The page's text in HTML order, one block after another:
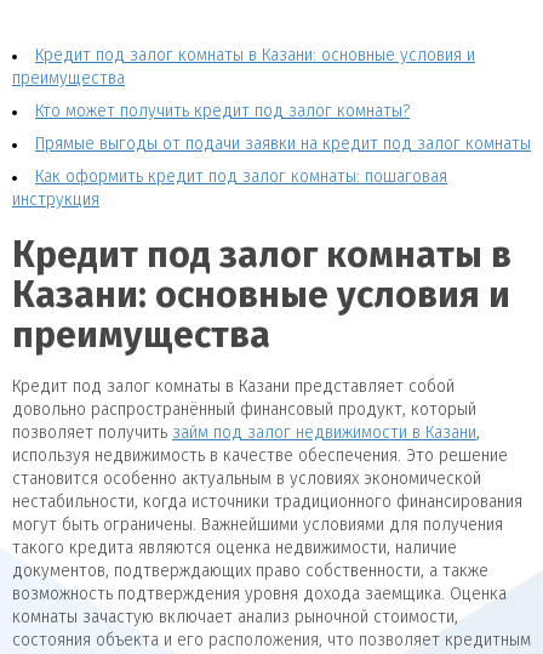
Кредит под залог комнаты в Казани: основные условия и
преимущества
Кто может получить кредит под залог комнаты?
Прямые выгоды от подачи заявки на кредит под залог комнаты
Как оформить кредит под залог комнаты: пошаговая
инструкция
Кредит под залог комнаты в
Казани: основные условия и
преимущества
Кредит под залог комнаты в Казани представляет собой
довольно распространённый финансовый продукт, который
позволяет получить займ под залог недвижимости в Казани,
используя недвижимость в качестве обеспечения. Это решение
становится особенно актуальным в условиях экономической
нестабильности, когда источники традиционного финансирования
могут быть ограничены. Важнейшими условиями для получения
такого кредита являются оценка недвижимости, наличие
документов, подтверждающих право собственности, а также
возможность подтверждения уровня дохода заемщика. Оценка
комнаты зачастую включает анализ рыночной стоимости,
состояния объекта и его расположения, что позволяет кредитным